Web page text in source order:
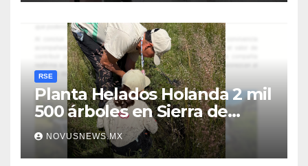
RSE
Planta Helados Holanda 2 mil
500 árboles en Sierra de
Guadalupe
NOVUSNEWS.MX